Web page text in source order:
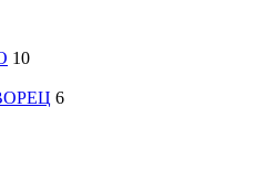
10
6